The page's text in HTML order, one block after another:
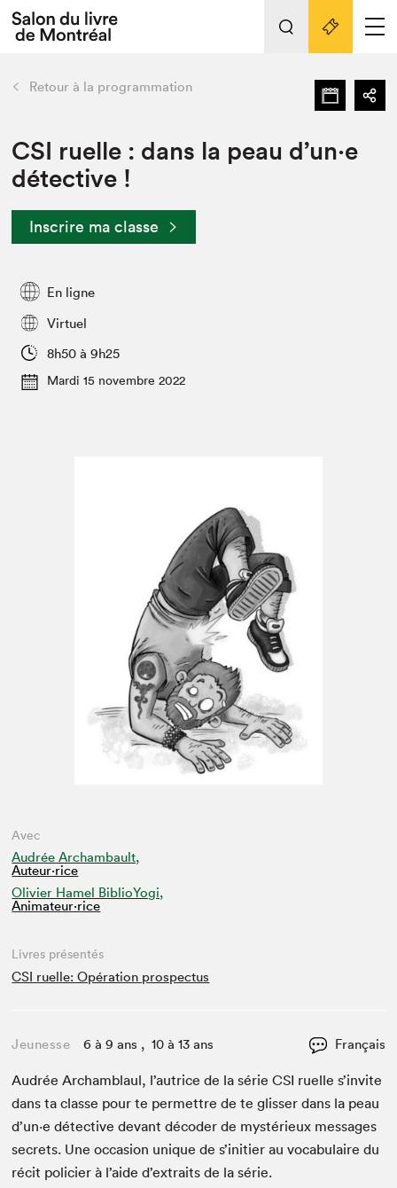
Espace exposant⋅e⋅s
Espace enseignant·e·s
L'événement
Préparer sa visite au Salon
Actualités
retour Nos activités
Préparer sa visite
Salon au Palais
Salon dans la ville et en ligne
Projets partenaires
Liens pratiques
Retour à la programmation
CSI ruelle : dans la peau d’un·e
détective !
Inscrire ma classe
En ligne
Virtuel
8h50 à 9h25
Mardi 15 novembre 2022
Avec
Audrée Archambault,
Auteur·rice
Olivier Hamel BiblioYogi,
Animateur⋅rice
Livres présentés
CSI ruelle: Opération prospectus
Jeunesse 6 à 9 ans , 10 à 13 ans Français
Audrée Archam­blaul, l’autrice de la sérieCSI ruelle s’invite
dans ta classe pour te per­me­t­tre de te gliss­er dans la peau
d’un·e détec­tive devant décoder de mys­térieux mes­sages
secrets. Une occa­sion unique de s’initier au vocab­u­laire du
réc­it polici­er à l’aide d’ex­traits de la série.